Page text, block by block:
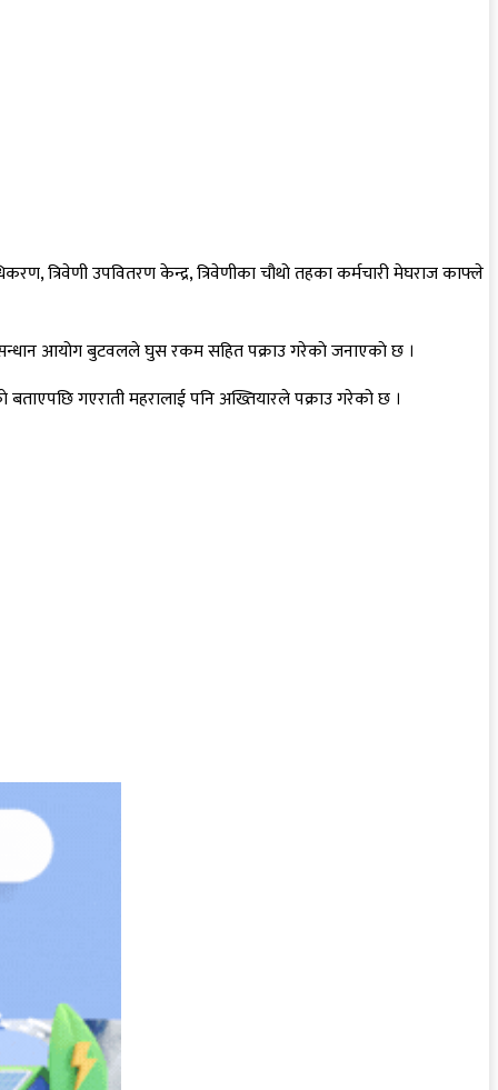
त्रिवेणी उपवितरण केन्द्र, त्रिवेणीका चौथो तहका कर्मचारी मेघराज काफ्ले
आयोग बुटवलले घुस रकम सहित पक्राउ गरेकाे जनाएकाे छ ।
बताएपछि गएराती महरालाई पनि अख्तियारले पक्राउ गरेको छ ।